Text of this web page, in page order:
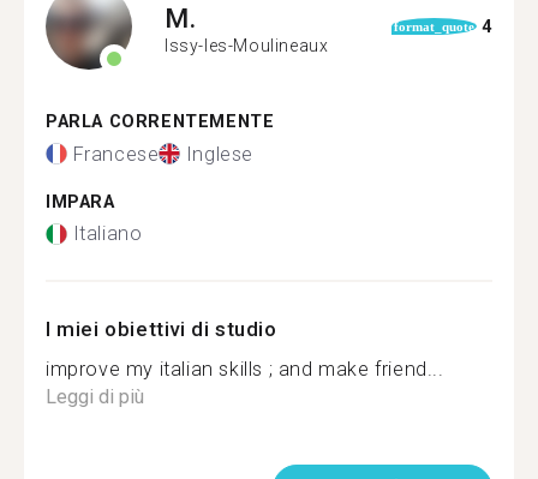
M.
Issy-les-Moulineaux
format_quote 4
PARLA CORRENTEMENTE
Francese Inglese
IMPARA
Italiano
I miei obiettivi di studio
improve my italian skills ; and make friend...
Leggi di più